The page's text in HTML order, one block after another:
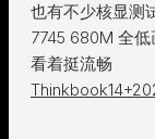
也有不少核显测
7745 680M 全低
看着挺流畅